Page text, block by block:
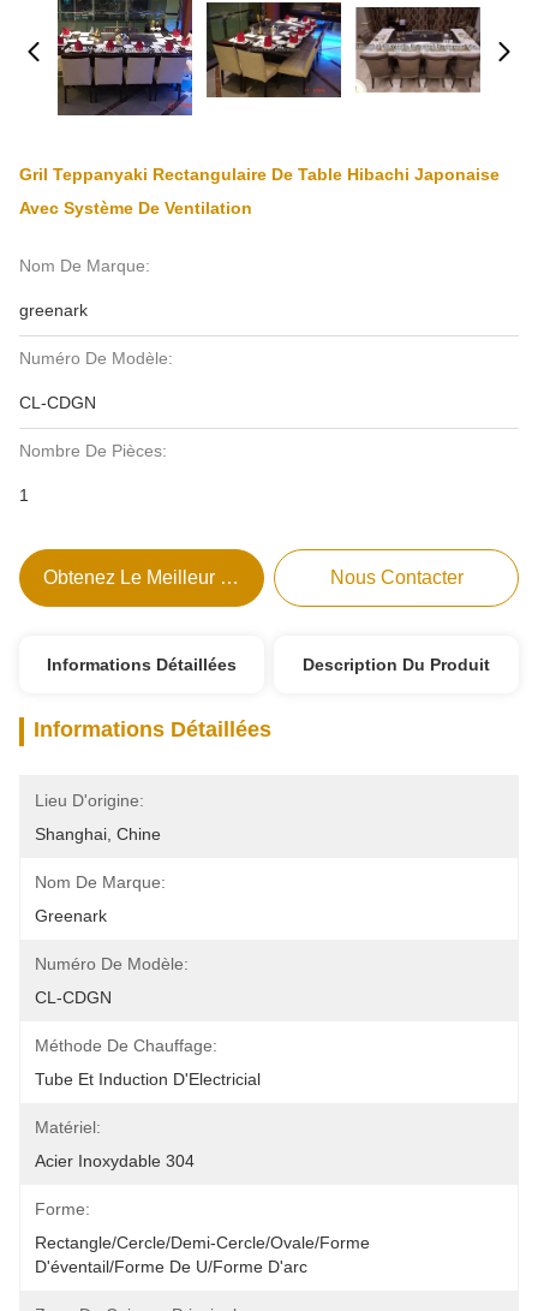
Gril Teppanyaki Rectangulaire De Table Hibachi Japonaise
Avec Système De Ventilation
Nom De Marque:
greenark
Numéro De Modèle:
CL-CDGN
Nombre De Pièces:
1
Obtenez Le Meilleur Prix Nous Contacter
Informations Détaillées Description Du Produit
Informations Détaillées
Lieu D'origine:
Shanghai, Chine
Nom De Marque:
Greenark
Numéro De Modèle:
CL-CDGN
Méthode De Chauffage:
Tube Et Induction D'Electricial
Matériel:
Acier Inoxydable 304
Forme:
Rectangle/cercle/demi-Cercle/ovale/forme
D'éventail/forme De U/forme D'arc